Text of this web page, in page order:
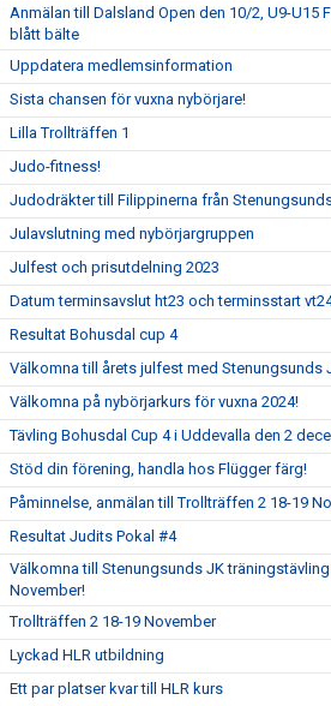
Anmälan till Dalsland Open den 10/2, U9-U15
blått bälte
Uppdatera medlemsinformation
Sista chansen för vuxna nybörjare!
Lilla Trollträffen 1
Judo-fitness!
Judodräkter till Filippinerna från
Julavslutning med nybörjargruppen
Julfest och prisutdelning 2023
Datum terminsavslut ht23 och terminsstart
Resultat Bohusdal cup 4
Välkomna till årets julfest med Stenungsunds
Välkomna på nybörjarkurs för vuxna 2024!
Tävling Bohusdal Cup 4 i Uddevalla den 2
Stöd din förening, handla hos Flügger färg!
Påminnelse, anmälan till Trollträffen 2 18-19
Resultat Judits Pokal #4
Välkomna till Stenungsunds JK
November!
Trollträffen 2 18-19 November
Lyckad HLR utbildning
Ett par platser kvar till HLR kurs